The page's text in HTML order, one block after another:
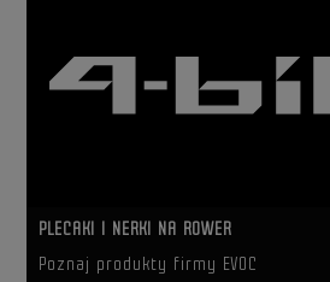
PLECAKI I NERKI NA ROWER
Poznaj produkty firmy EVOC